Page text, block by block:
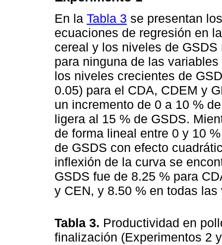
En la Tabla 3 se presentan
ecuaciones de regresión en
cereal y los niveles de
para ninguna de las
los niveles crecientes de
0.05) para el CDA, CDEM y
un incremento de 0 a 10 %
ligera al 15 % de GSDS.
de forma lineal entre 0 y 10
de GSDS con efecto
inflexión de la curva se
GSDS fue de 8.25 % para
y CEN, y 8.50 % en todas
Tabla 3. Productividad en
finalización (Experimentos 2